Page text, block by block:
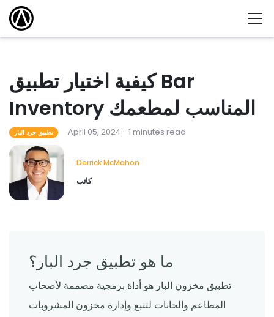
كيفية اختيار تطبيق Bar
Inventory المناسب لمطعمك
تطبيق جرد البار April 05, 2024 - 1 minutes read
Derrick McMahon
كاتب
ما هو تطبيق جرد البار؟
تطبيق مخزون البار هو أداة برمجية مصممة لأصحاب
المطاعم والحانات لتتبع وإدارة مخزون المشروبات